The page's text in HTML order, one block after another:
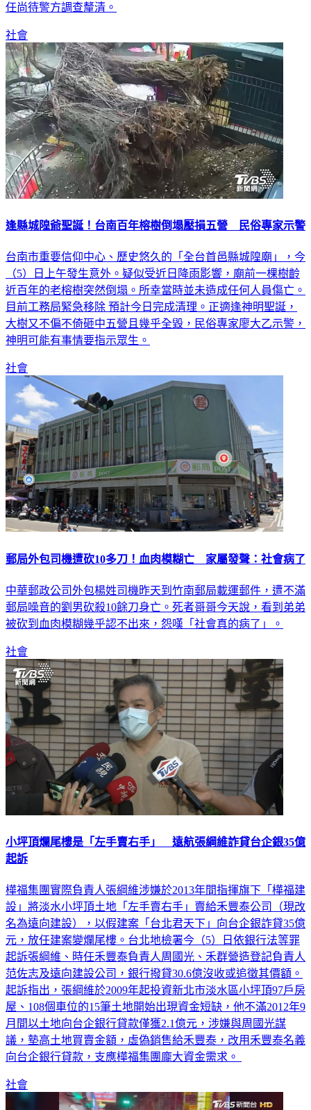
任尚待警方調查釐清。
社會
逢縣城隍爺聖誕！台南百年榕樹倒塌壓損五營 民俗專家示警
台南市重要信仰中心、歷史悠久的「全台首邑縣城隍廟」，今
（5）日上午發生意外。疑似受近日降雨影響，廟前一棵樹齡
近百年的老榕樹突然倒塌。所幸當時並未造成任何人員傷亡。
目前工務局緊急移除 預計今日完成清理。正適逢神明聖誕，
大樹又不偏不倚砸中五營且幾乎全毀，民俗專家廖大乙示警，
神明可能有事情要指示眾生。
社會
郵局外包司機遭砍10多刀！血肉模糊亡 家屬發聲：社會病了
中華郵政公司外包楊姓司機昨天到竹南郵局載運郵件，遭不滿
郵局噪音的劉男砍殺10餘刀身亡。死者哥哥今天說，看到弟弟
被砍到血肉模糊幾乎認不出來，怨嘆「社會真的病了」。
社會
小坪頂爛尾樓是「左手賣右手」 遠航張綱維詐貸台企銀35億
起訴
樺福集團實際負責人張綱維涉嫌於2013年間指揮旗下「樺福建
設」將淡水小坪頂土地「左手賣右手」賣給禾豐泰公司（現改
名為遠向建設），以假建案「台北君天下」向台企銀詐貸35億
元，放任建案變爛尾樓。台北地檢署今（5）日依銀行法等罪
起訴張綱維、時任禾豐泰負責人周國光、禾群營造登記負責人
范佐志及遠向建設公司，銀行撥貸30.6億沒收或追徵其價額。
起訴指出，張綱維於2009年起投資新北市淡水區小坪頂97戶房
屋、108個車位的15筆土地開始出現資金短缺，他不滿2012年9
月間以土地向台企銀行貸款僅獲2.1億元，涉嫌與周國光謀
議，墊高土地買賣金額，虛偽銷售給禾豐泰，改用禾豐泰名義
向台企銀行貸款，支應樺福集團龐大資金需求。
社會